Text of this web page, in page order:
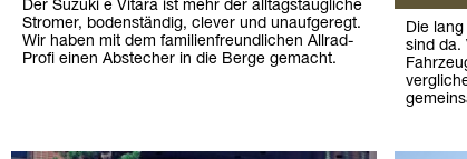
Der Suzuki e Vitara ist mehr der alltagstaugliche
Stromer, bodenständig, clever und unaufgeregt.
Wir haben mit dem familienfreundlichen Allrad-
Profi einen Abstecher in die Berge gemacht.
Die
sind da.